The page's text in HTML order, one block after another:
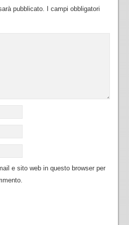
pubblicato.
I campi obbligatori
e sito web in questo browser per